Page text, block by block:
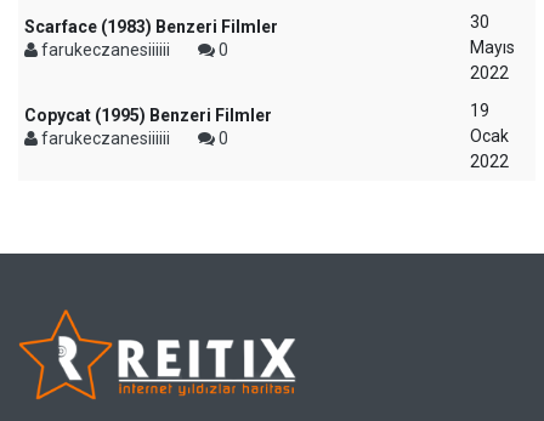
Scarface (1983) Benzeri Filmler
farukeczanesiiiiii
0
30
Mayıs
2022
Copycat (1995) Benzeri Filmler
farukeczanesiiiiii
0
19
Ocak
2022